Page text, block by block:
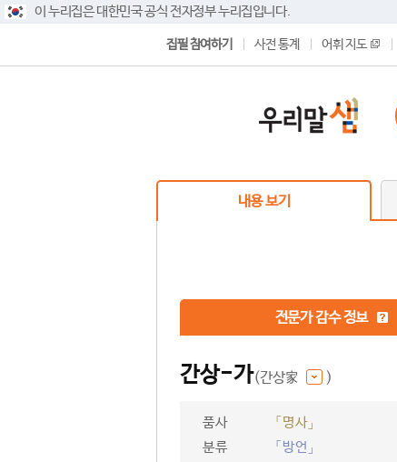
이 누리집은 대한민국 공식 전자정부 누리집입니다.
집필 참여하기 사전 통계 어휘 지도
내용 보기
전문가 감수 정보
간상-가(간상家 )
품사
「명사」
분류
「방언」